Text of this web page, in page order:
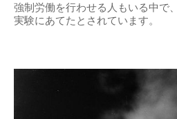
強制労働を行わせる人もいる中で
実験にあてたとされています。